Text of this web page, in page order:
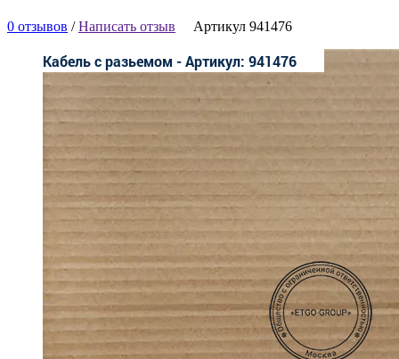
0 отзывов /Написать отзыв Артикул 941476